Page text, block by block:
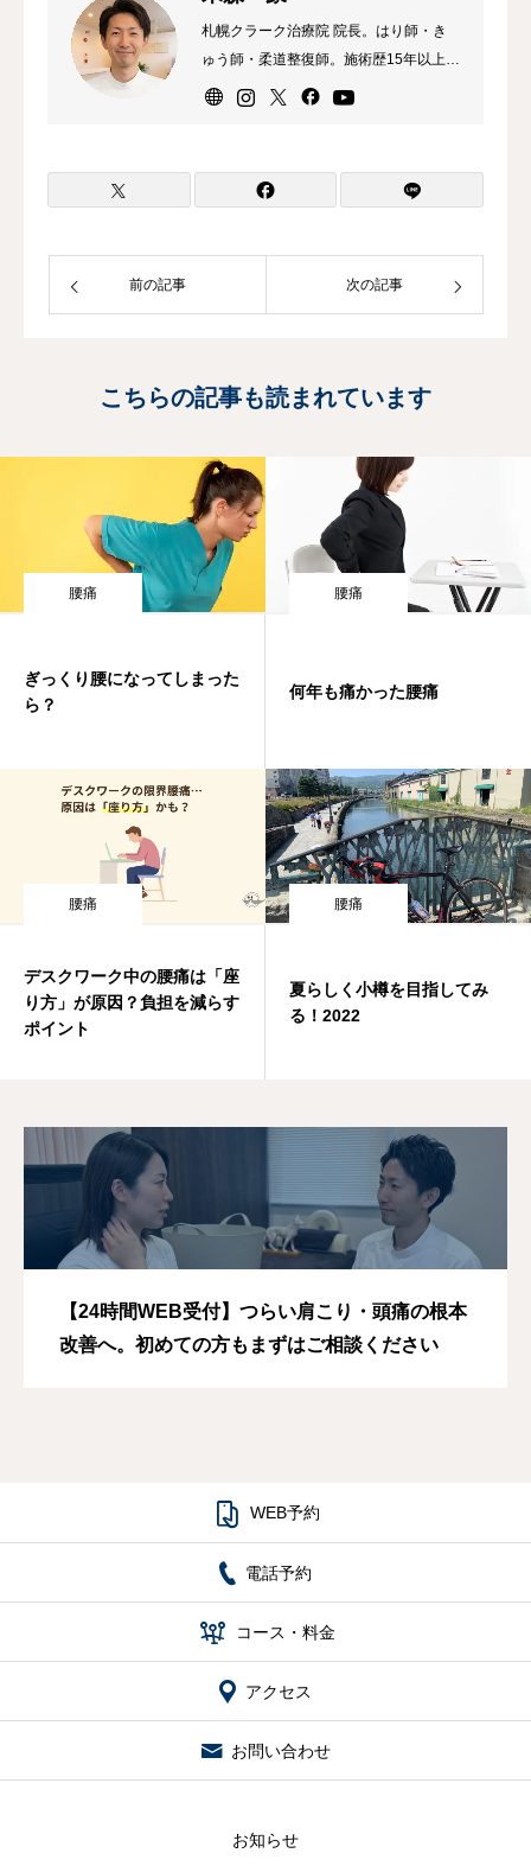
札幌クラーク治療院 院長。はり師・き
ゅう師・柔道整復師。施術歴15年以上。
薬剤師かつ鍼灸師だった祖父の影響で薬
骨格矯正をメインに行っていました。し
かし、外側（筋肉・骨格）へのアプロー
神経の乱れなど、身体の内側にも直接ア
プローチできる」鍼の圧倒的な可能性に
行き着きました。現在は、痛む患部への
しい施術を提供しています。「薬だけに
き出したい」という想いで、生まれ故郷
の札幌で日々患者様と向き合っていま
す。趣味は料理とロードバイク。
前の記事 次の記事
こちらの記事も読まれています
腰痛
ぎっくり腰になってしまった
ら？
腰痛
何年も痛かった腰痛
腰痛
デスクワーク中の腰痛は「座
り方」が原因？負担を減らす
ポイント
腰痛
夏らしく小樽を目指してみ
る！2022
【24時間WEB受付】つらい肩こり・頭痛の根本
改善へ。初めての方もまずはご相談ください
 WEB予約
電話予約
 コース・料金
アクセス
お問い合わせ
お知らせ